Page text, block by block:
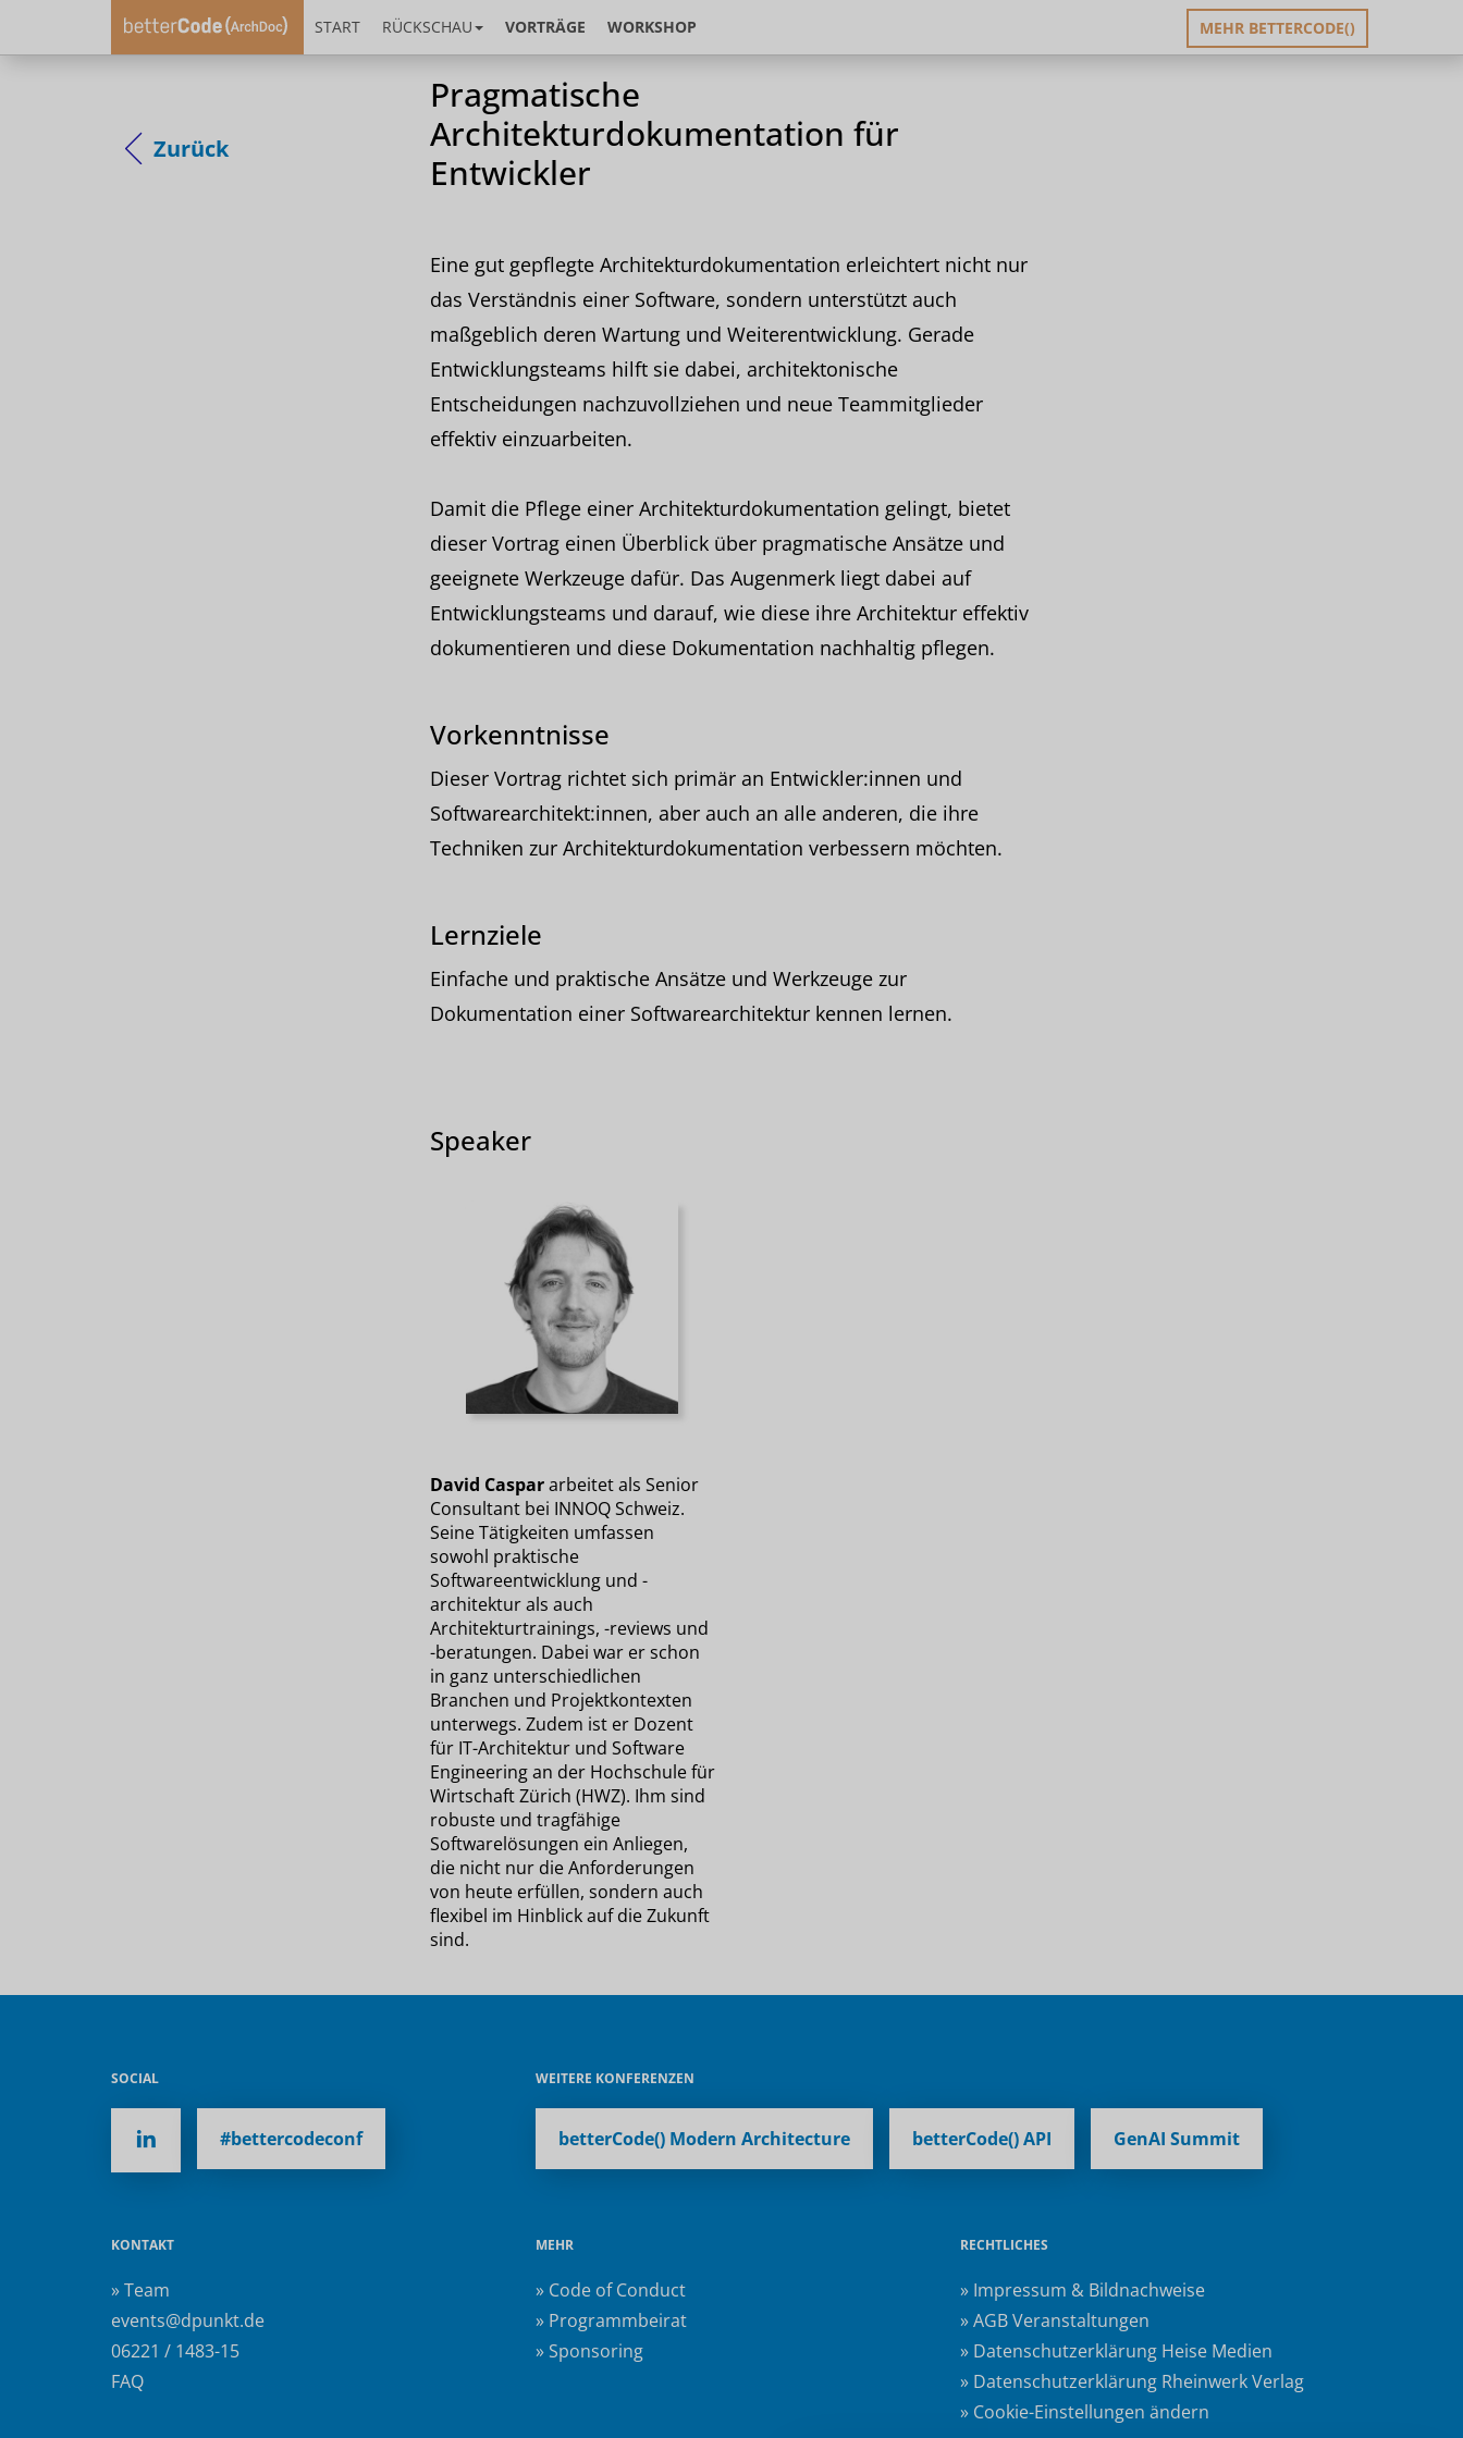
START RÜCKSCHAU VORTRÄGE WORKSHOP MEHR BETTERCODE()
Zurück
Pragmatische
Architekturdokumentation für
Entwickler
Eine gut gepflegte Architekturdokumentation erleichtert nicht nur
das Verständnis einer Software, sondern unterstützt auch
maßgeblich deren Wartung und Weiterentwicklung. Gerade
Entwicklungsteams hilft sie dabei, architektonische
Entscheidungen nachzuvollziehen und neue Teammitglieder
effektiv einzuarbeiten.
Damit die Pflege einer Architekturdokumentation gelingt, bietet
dieser Vortrag einen Überblick über pragmatische Ansätze und
geeignete Werkzeuge dafür. Das Augenmerk liegt dabei auf
Entwicklungsteams und darauf, wie diese ihre Architektur effektiv
dokumentieren und diese Dokumentation nachhaltig pflegen.
Vorkenntnisse
Dieser Vortrag richtet sich primär an Entwickler:innen und
Softwarearchitekt:innen, aber auch an alle anderen, die ihre
Techniken zur Architekturdokumentation verbessern möchten.
Lernziele
Einfache und praktische Ansätze und Werkzeuge zur
Dokumentation einer Softwarearchitektur kennen lernen.
Speaker
David Caspararbeitet als Senior
Consultant bei INNOQ Schweiz.
Seine Tätigkeiten umfassen
sowohl praktische
Softwareentwicklung und -
architektur als auch
Architekturtrainings, -reviews und
-beratungen. Dabei war er schon
in ganz unterschiedlichen
Branchen und Projektkontexten
unterwegs. Zudem ist er Dozent
für IT-Architektur und Software
Engineering an der Hochschule für
Wirtschaft Zürich (HWZ). Ihm sind
robuste und tragfähige
Softwarelösungen ein Anliegen,
die nicht nur die Anforderungen
von heute erfüllen, sondern auch
flexibel im Hinblick auf die Zukunft
sind.
SOCIAL
#bettercodeconf
WEITERE KONFERENZEN
betterCode() Modern Architecture betterCode() API GenAI Summit
KONTAKT
» Team
events@dpunkt.de
06221 / 1483-15
FAQ
MEHR
» Code of Conduct
» Programmbeirat
» Sponsoring
RECHTLICHES
» Impressum & Bildnachweise
» AGB Veranstaltungen
» Datenschutzerklärung Heise Medien
» Datenschutzerklärung Rheinwerk Verlag
» Cookie-Einstellungen ändern